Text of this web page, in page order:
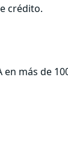
crédito.
más de